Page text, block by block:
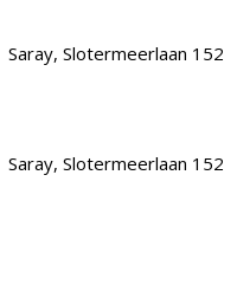
Saray, Slotermeerlaan 152
Saray, Slotermeerlaan 152